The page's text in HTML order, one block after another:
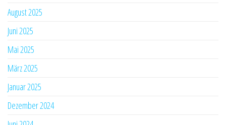
August 2025
Juni 2025
Mai 2025
März 2025
Januar 2025
Dezember 2024